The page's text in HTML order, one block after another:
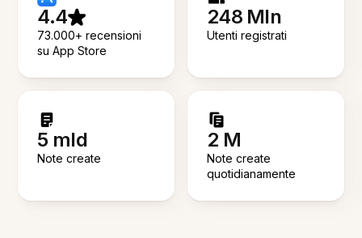
4.4
73.000+ recensioni
su App Store
248 Mln
Utenti registrati
5 mld
Note create
2 M
Note create
quotidianamente